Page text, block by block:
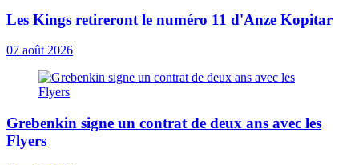
Les Kings retireront le numéro 11 d'Anze Kopitar
07 août 2026
Grebenkin signe un contrat de deux ans avec les
Flyers